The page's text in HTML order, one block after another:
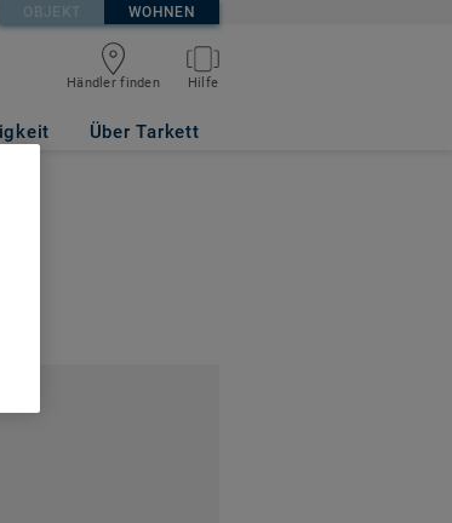
OBJEKT WOHNEN
Händler finden Hilfe
Über Tarkett